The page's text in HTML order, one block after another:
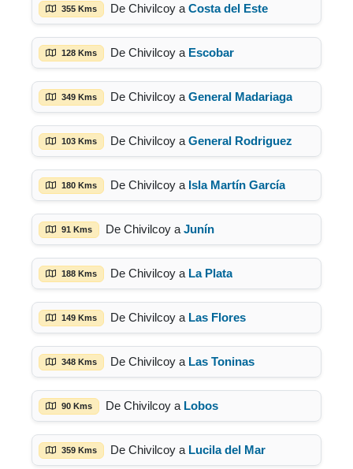
355 Kms De Chivilcoy a Costa del Este
128 Kms De Chivilcoy a Escobar
349 Kms De Chivilcoy a General Madariaga
103 Kms De Chivilcoy a General Rodriguez
180 Kms De Chivilcoy a Isla Martín García
91 Kms De Chivilcoy a Junín
188 Kms De Chivilcoy a La Plata
149 Kms De Chivilcoy a Las Flores
348 Kms De Chivilcoy a Las Toninas
90 Kms De Chivilcoy a Lobos
359 Kms De Chivilcoy a Lucila del Mar